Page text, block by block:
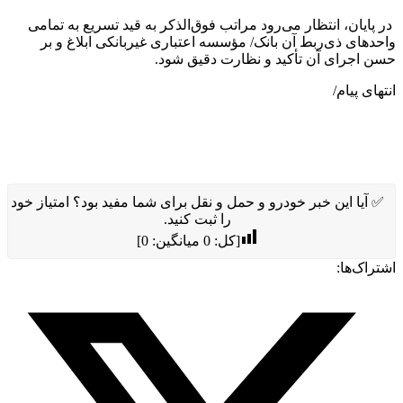
در پایان، انتظار می‌رود مراتب فوق‌الذکر به قید تسریع به تمامی
واحدهای ذی‌ربط آن بانک‏‏‏‏‏‏‏‏/ مؤسسه اعتباری غیربانکی ابلاغ و بر
حسن اجرای آن تأکید و نظارت دقیق شود. ‏‏‏
انتهای پیام/
✅ آیا این خبر خودرو و حمل و نقل برای شما مفید بود؟ امتیاز خود
را ثبت کنید.
[کل:0 میانگین:0
]
اشتراک‌ها: